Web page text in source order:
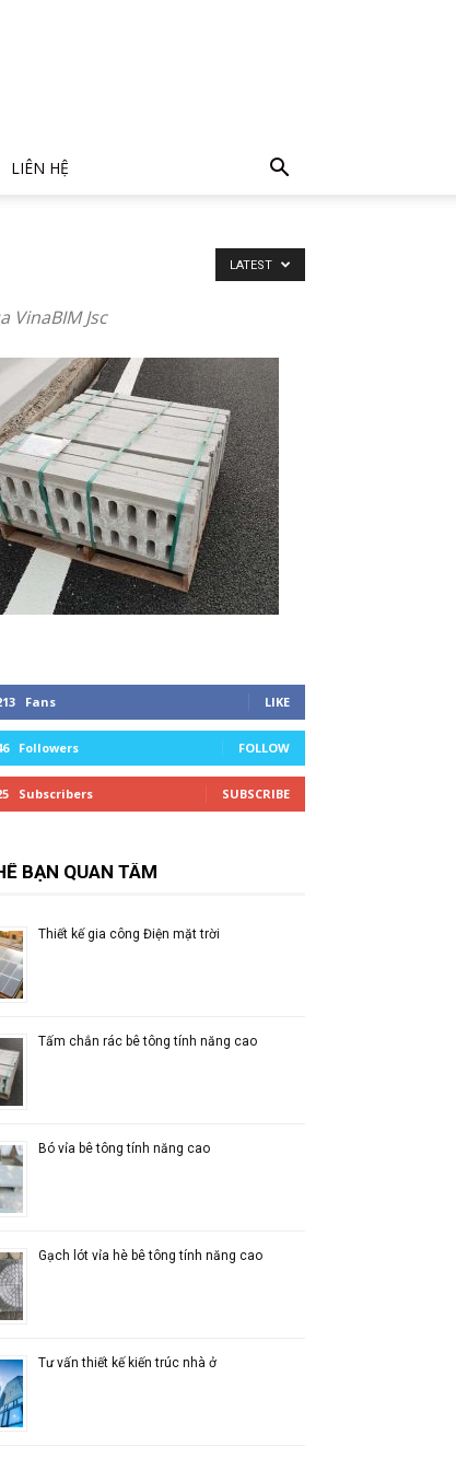
LIÊN HỆ
VinaBIM Jsc
LATEST
Fans LIKE
Followers FOLLOW
Subscribers SUBSCRIBE
BẠN QUAN TÂM
Thiết kế gia công Điện mặt trời
Tấm chắn rác bê tông tính năng cao
Bó vỉa bê tông tính năng cao
Gạch lót vỉa hè bê tông tính năng cao
Tư vấn thiết kế kiến trúc nhà ở